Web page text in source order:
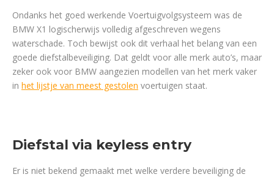
Ondanks het goed werkende Voertuigvolgsysteem was de
BMW X1 logischerwijs volledig afgeschreven wegens
waterschade. Toch bewijst ook dit verhaal het belang van een
goede diefstalbeveiliging. Dat geldt voor alle merk auto’s, maar
zeker ook voor BMW aangezien modellen van het merk vaker
in het lijstje van meest gestolen voertuigen staat.
Diefstal via keyless entry
Er is niet bekend gemaakt met welke verdere beveiliging de